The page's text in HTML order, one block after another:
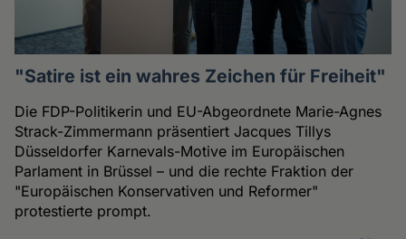
"Satire ist ein wahres Zeichen für Freiheit"
Die FDP-Politikerin und EU-Abgeordnete Marie-Agnes
Strack-Zimmermann präsentiert Jacques Tillys
Düsseldorfer Karnevals-Motive im Europäischen
Parlament in Brüssel – und die rechte Fraktion der
"Europäischen Konservativen und Reformer"
protestierte prompt.